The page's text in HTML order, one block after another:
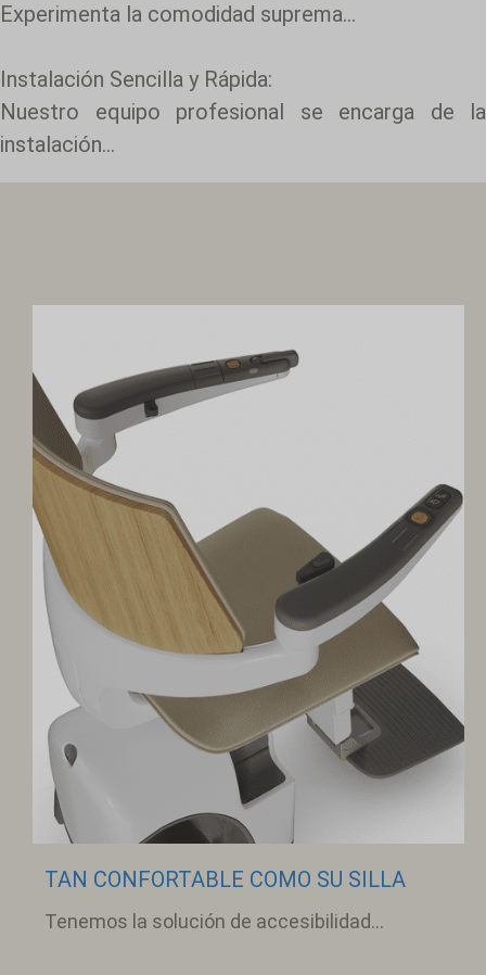
Experimenta la comodidad suprema...
Instalación Sencilla y Rápida:
Nuestro equipo profesional se encarga de la
instalación...
TAN CONFORTABLE COMO SU SILLA
Tenemos la solución de accesibilidad...